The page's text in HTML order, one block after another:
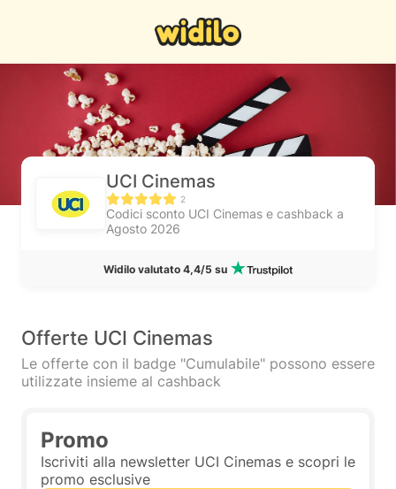
UCI Cinemas
2
Codici sconto UCI Cinemas e cashback a
Agosto 2026
Widilo valutato 4,4/5 su
Offerte UCI Cinemas
Le offerte con il badge "Cumulabile" possono essere
utilizzate insieme al cashback
Promo
Iscriviti alla newsletter UCI Cinemas e scopri le
promo esclusive